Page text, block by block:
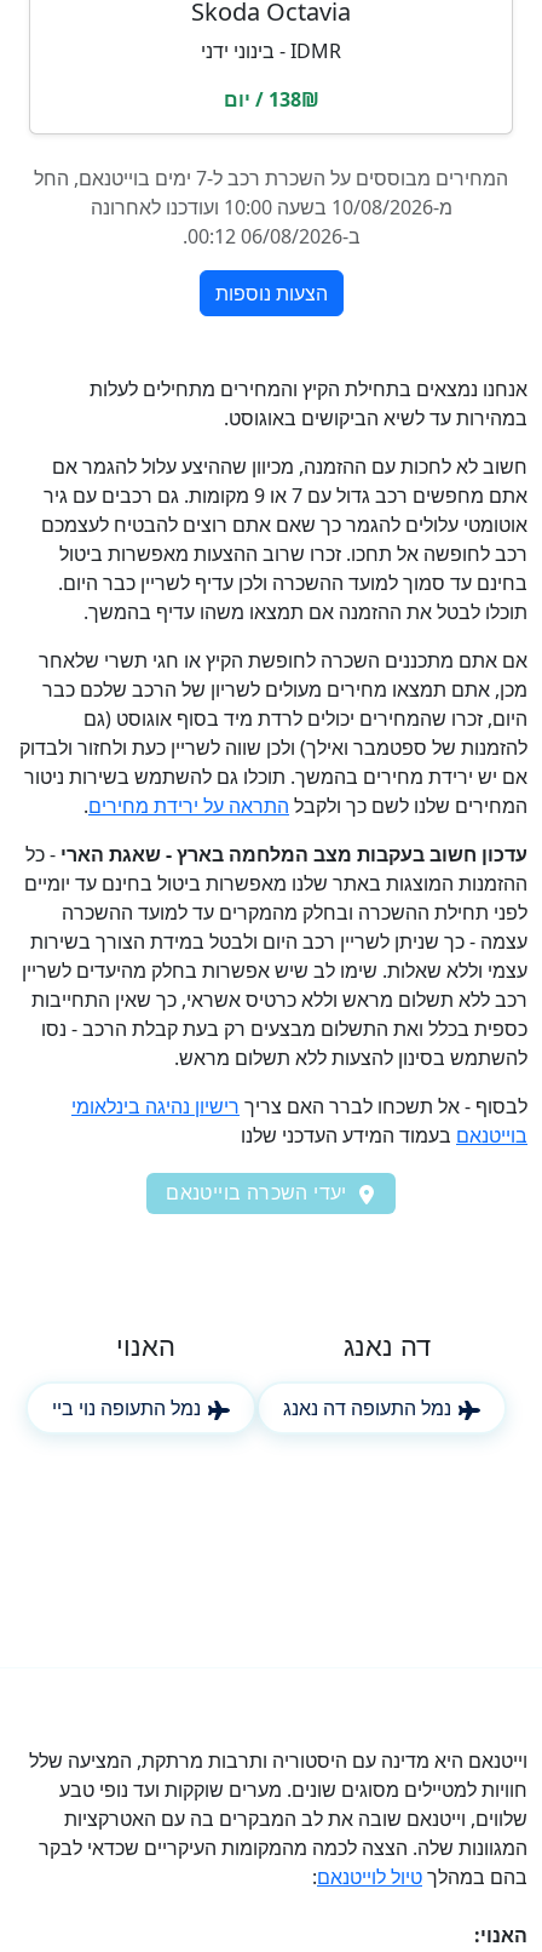
אנחנו נמצאים בתחילת הקיץ והמחירים מתחילים לעלות
במהירות עד לשיא הביקושים באוגוסט.
חשוב לא לחכות עם ההזמנה, מכיוון שההיצע עלול להגמר אם
אתם מחפשים רכב גדול עם 7 או 9 מקומות. גם רכבים עם גיר
אוטומטי עלולים להגמר כך שאם אתם רוצים להבטיח לעצמכם
רכב לחופשה אל תחכו. זכרו שרוב ההצעות מאפשרות ביטול
בחינם עד סמוך למועד ההשכרה ולכן עדיף לשריין כבר היום.
תוכלו לבטל את ההזמנה אם תמצאו משהו עדיף בהמשך.
אם אתם מתכננים השכרה לחופשת הקיץ או חגי תשרי שלאחר
מכן, אתם תמצאו מחירים מעולים לשריון של הרכב שלכם כבר
היום, זכרו שהמחירים יכולים לרדת מיד בסוף אוגוסט (גם
להזמנות של ספטמבר ואילך) ולכן שווה לשריין כעת ולחזור ולבדוק
אם יש ירידת מחירים בהמשך. תוכלו גם להשתמש בשירות ניטור
המחירים שלנו לשם כך ולקבל התראה על ירידת מחירים.
עדכון חשוב בעקבות מצב המלחמה בארץ - שאגת הארי - כל
ההזמנות המוצגות באתר שלנו מאפשרות ביטול בחינם עד יומיים
לפני תחילת ההשכרה ובחלק מהמקרים עד למועד ההשכרה
עצמה - כך שניתן לשריין רכב היום ולבטל במידת הצורך בשירות
עצמי וללא שאלות. שימו לב שיש אפשרות בחלק מהיעדים לשריין
רכב ללא תשלום מראש וללא כרטיס אשראי, כך שאין התחייבות
כספית בכלל ואת התשלום מבצעים רק בעת קבלת הרכב - נסו
להשתמש בסינון להצעות ללא תשלום מראש.
לבסוף - אל תשכחו לברר האם צריך רישיון נהיגה בינלאומי
בוייטנאם בעמוד המידע העדכני שלנו
יעדי השכרה בוייטנאם
דה נאנג
נמל התעופה דה נאנג
האנוי
נמל התעופה נוי ביי
וייטנאם היא מדינה עם היסטוריה ותרבות מרתקת, המציעה שלל
חוויות למטיילים מסוגים שונים. מערים שוקקות ועד נופי טבע
שלווים, וייטנאם שובה את לב המבקרים בה עם האטרקציות
המגוונות שלה. הצצה לכמה מהמקומות העיקריים שכדאי לבקר
בהם במהלךטיול לוייטנאם:
האנוי: